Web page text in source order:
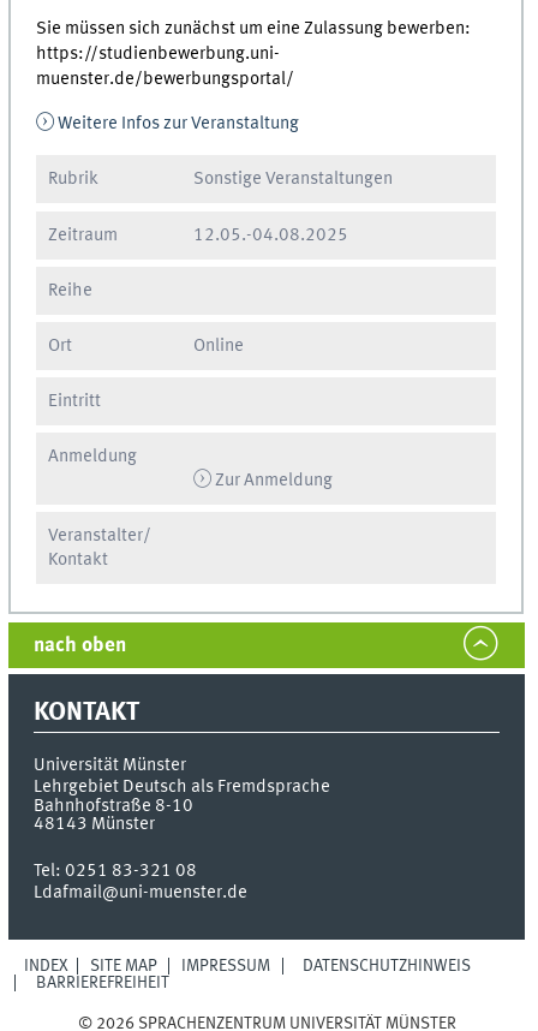
Sie müssen sich zunächst um eine Zulassung bewerben:
https://studienbewerbung.uni-
muenster.de/bewerbungsportal/
Weitere Infos zur Veranstaltung
Rubrik Sonstige Veranstaltungen
Zeitraum 12.05.-04.08.2025
Reihe
Ort Online
Eintritt
Anmeldung
Zur Anmeldung
Veranstalter/
Kontakt
nach oben
KONTAKT
Universität Münster
Lehrgebiet Deutsch als Fremdsprache
Bahnhofstraße 8-10
48143 Münster
Tel:0251 83-321 08
Ldafmail@uni-muenster.de
INDEX SITE MAP IMPRESSUM
DATENSCHUTZHINWEIS
BARRIEREFREIHEIT
© 2026 SPRACHENZENTRUM UNIVERSITÄT MÜNSTER